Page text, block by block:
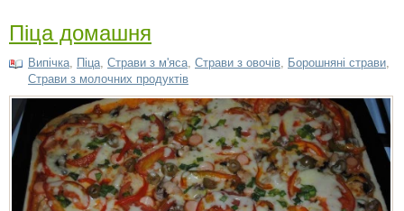
Піца домашня
Випічка, Піца, Страви з м'яса, Страви з овочів, Борошняні страви,
Страви з молочних продуктів